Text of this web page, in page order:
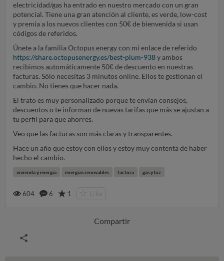
electricidad/gas ha entrado en nuestro mercado con un gran
potencial. Tiene una gran atención al cliente, es verde, low-cost
y premia a los nuevos clientes con 50€ de bienvenida si usan
códigos de referidos.
Únete a la familia Octopus energy con mi enlace de referido
https://share.octopusenergy.es/best-plum-938y ambos
recibimos automáticamente 50€ de descuento en nuestras
facturas. Sólo necesitas 3 minutos online. Ellos te gestionan el
cambio. No tienes que hacer nada.
El trato es muy personalizado porque te envían consejos,
descuentos o te informan de nuevas tarifas que más se ajustan a
tu perfil para que ahorres.
Veo que las facturas son más claras y transparentes.
Hace un año que estoy con ellos y estoy muy contenta de haber
hecho el cambio.
vivienda y energia energias renovables factura gas y luz
604 6 1
Compartir